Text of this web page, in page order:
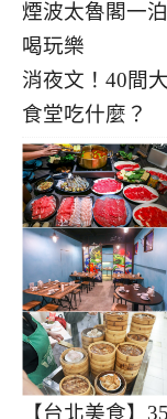
消夜文！40間
食堂吃什麼？
【台北美食】